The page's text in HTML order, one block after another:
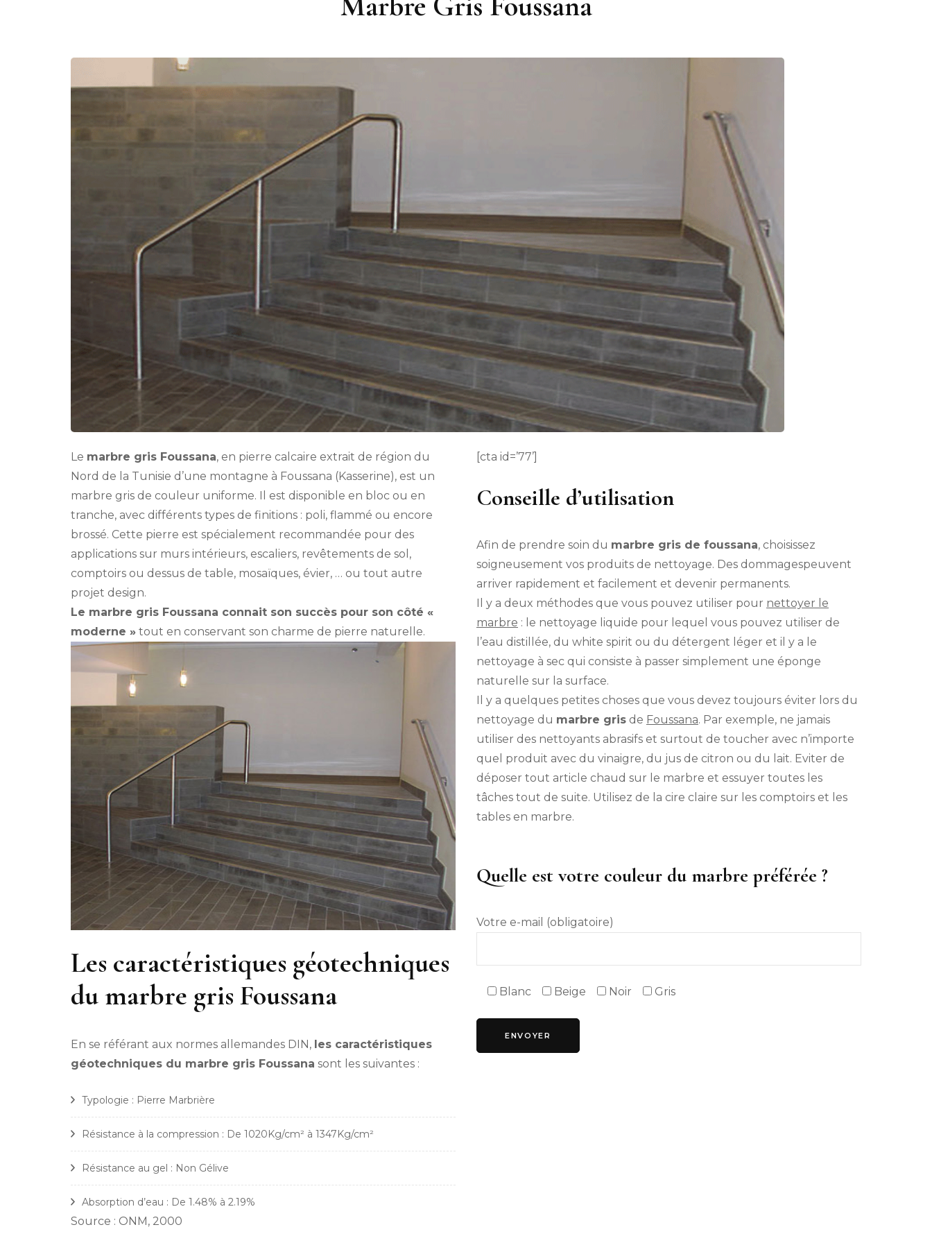
Marbre Noir Aziza
Marbre Gris Foussana
Le marbre gris Foussana, en pierre calcaire extrait de région du
Nord de la Tunisie d’une montagne à Foussana (Kasserine), est un
marbre gris de couleur uniforme. Il est disponible en bloc ou en
tranche, avec différents types de finitions : poli, flammé ou encore
brossé. Cette pierre est spécialement recommandée pour des
applications sur murs intérieurs, escaliers, revêtements de sol,
comptoirs ou dessus de table, mosaïques, évier, … ou tout autre
projet design.
Le marbre gris Foussana connait son succès pour son côté «
moderne » tout en conservant son charme de pierre naturelle.
Les caractéristiques géotechniques
du marbre gris Foussana
En se référant aux normes allemandes DIN, les caractéristiques
géotechniques du marbre gris Foussana sont les suivantes :
Typologie : Pierre Marbrière
Résistance à la compression : De 1020Kg/cm² à 1347Kg/cm²
Résistance au gel : Non Gélive
Absorption d’eau : De 1.48% à 2.19%
Source : ONM, 2000
[cta id=’77’]
Conseille d’utilisation
Afin de prendre soin du marbre gris de foussana, choisissez
soigneusement vos produits de nettoyage. Des dommagespeuvent
arriver rapidement et facilement et devenir permanents.
Il y a deux méthodes que vous pouvez utiliser pour nettoyer le
marbre : le nettoyage liquide pour lequel vous pouvez utiliser de
l’eau distillée, du white spirit ou du détergent léger et il y a le
nettoyage à sec qui consiste à passer simplement une éponge
naturelle sur la surface.
Il y a quelques petites choses que vous devez toujours éviter lors du
nettoyage du marbre gris de Foussana. Par exemple, ne jamais
utiliser des nettoyants abrasifs et surtout de toucher avec n’importe
quel produit avec du vinaigre, du jus de citron ou du lait. Eviter de
déposer tout article chaud sur le marbre et essuyer toutes les
tâches tout de suite. Utilisez de la cire claire sur les comptoirs et les
tables en marbre.
Quelle est votre couleur du marbre préférée ?
Votre e-mail (obligatoire)
Blanc Beige Noir Gris